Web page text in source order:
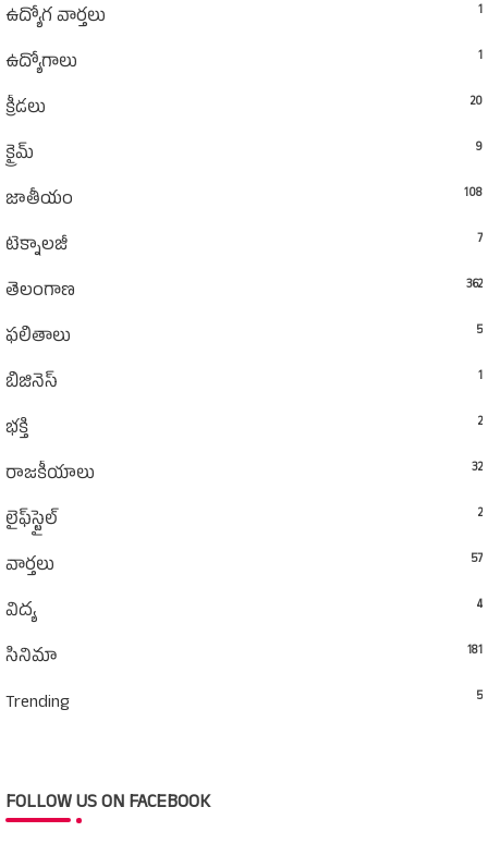
ఉద్యోగ వార్తలు 1
ఉద్యోగాలు 1
క్రీడలు 20
క్రైమ్ 9
జాతీయం 108
టెక్నాలజీ 7
తెలంగాణ 362
ఫలితాలు 5
బిజినెస్ 1
భక్తి 2
రాజకీయాలు 32
లైఫ్‌స్టైల్‌ 2
వార్తలు 57
విద్య 4
సినిమా 181
Trending 5
FOLLOW US ON FACEBOOK